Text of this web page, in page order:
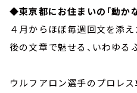
◆東京都にお住まいの「動か
４月からほぼ毎週回文を添
後の文章で魅せる、いわゆる
ウルフアロン選手のプロレ